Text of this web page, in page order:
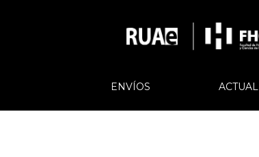
ENVÍOS ACTUAL